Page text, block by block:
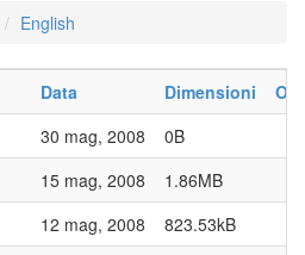
English
Data Dimensioni
30 mag, 2008
0B
15 mag, 2008
1.86MB
12 mag, 2008
823.53kB